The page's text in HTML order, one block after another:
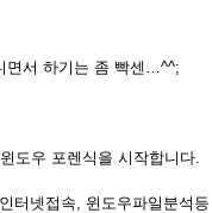
면서 하기는 좀 빡센…^^;
도우 포렌식을 시작합니다
터넷접속, 윈도우파일분석등